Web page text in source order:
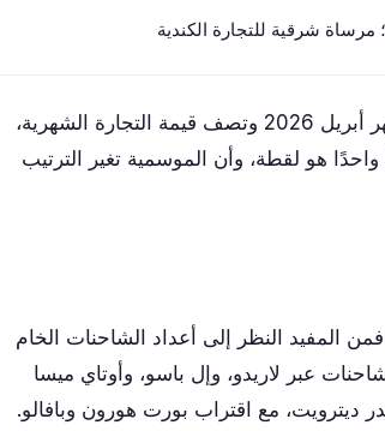
مرساة شرقية للتجارة الكندية
تعكس الأرقام أعلاه تقارير الشحن عبر الحدود لـ BTS لشهر أبريل 2026 وتصف قيمة التجارة الشهرية،
هو لقطة، وأن الموسمية تغير الترتيب
المفيد النظر إلى أعداد الشاحنات الخام
عبر لاريدو، وإل باسو، وأوتاي ميسا
ديترويت، مع اقتراب بورت هورون وبافالو.